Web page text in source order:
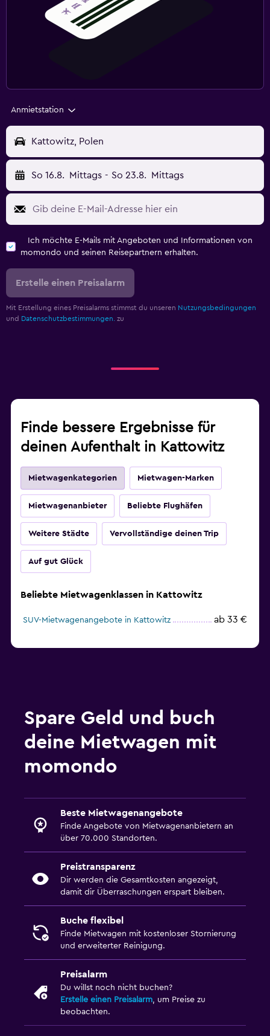
Anmietstation
Kattowitz, Polen
So 16.8. Mittags - So 23.8. Mittags
Ich möchte E-Mails mit Angeboten und Informationen von
momondo und seinen Reisepartnern erhalten.
Erstelle einen Preisalarm
Mit Erstellung eines Preisalarms stimmst du unseren Nutzungsbedingungen
und Datenschutzbestimmungen. zu
Finde bessere Ergebnisse für
deinen Aufenthalt in Kattowitz
Mietwagenkategorien Mietwagen-Marken
Mietwagenanbieter Beliebte Flughäfen
Weitere Städte Vervollständige deinen Trip
Auf gut Glück
Beliebte Mietwagenklassen in Kattowitz
SUV-Mietwagenangebote in Kattowitz ab 33 €
Spare Geld und buch
deine Mietwagen mit
momondo
Beste Mietwagenangebote
Finde Angebote von Mietwagenanbietern an
über 70.000 Standorten.
Preistransparenz
Dir werden die Gesamtkosten angezeigt,
damit dir Überraschungen erspart bleiben.
Buche flexibel
Finde Mietwagen mit kostenloser Stornierung
und erweiterter Reinigung.
Preisalarm
Du willst noch nicht buchen?
Erstelle einen Preisalarm, um Preise zu
beobachten.